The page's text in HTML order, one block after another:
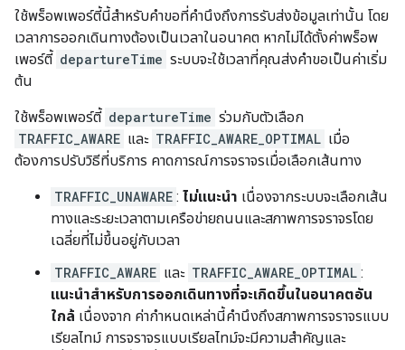
ใช้พร็อพเพอร์ตี้นี้สำหรับคำขอที่คำนึงถึงการรับส่งข้อมูลเท่านั้น โดย
เวลาการออกเดินทางต้องเป็นเวลาในอนาคต หากไม่ได้ตั้งค่าพร็อพ
เพอร์ตี้ departureTime ระบบจะใช้เวลาที่คุณส่งคำขอเป็นค่าเริ่ม
ต้น
ใช้พร็อพเพอร์ตี้ departureTime ร่วมกับตัวเลือก
TRAFFIC_AWARE และ TRAFFIC_AWARE_OPTIMAL เมื่อ
ต้องการปรับวิธีที่บริการ คาดการณ์การจราจรเมื่อเลือกเส้นทาง
TRAFFIC_UNAWARE : ไม่แนะนำ เนื่องจากระบบจะเลือกเส้น
ทางและระยะเวลาตามเครือข่ายถนนและสภาพการจราจรโดย
เฉลี่ยที่ไม่ขึ้นอยู่กับเวลา
TRAFFIC_AWARE และ TRAFFIC_AWARE_OPTIMAL :
แนะนำสำหรับการออกเดินทางที่จะเกิดขึ้นในอนาคตอัน
ใกล้ เนื่องจาก ค่ากำหนดเหล่านี้คำนึงถึงสภาพการจราจรแบบ
เรียลไทม์ การจราจรแบบเรียลไทม์จะมีความสำคัญและ